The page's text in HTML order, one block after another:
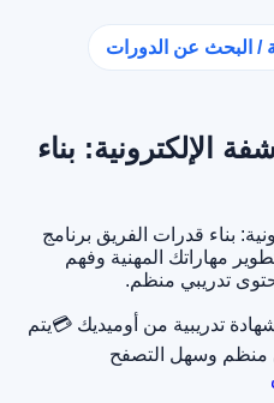
/ البحث عن الدورات
الإلكترونية: بناء
بناء قدرات الفريق برنامج
مهاراتك المهنية وفهم
تدريبي منظم.
تدريبية من أوميديك 💳يتم
منظم وسهل التصفح